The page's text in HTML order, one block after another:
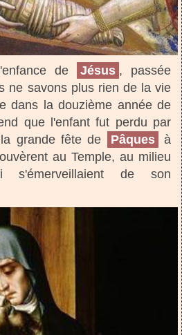
de Jésus , passée
ne savons plus rien de la vie
dans la douzième année de
que l'enfant fut perdu par
grande fête de
Pâques
à
au Temple, au milieu
s'émerveillaient de son